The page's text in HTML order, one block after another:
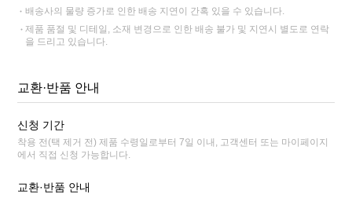
배송사의 물량 증가로 인한 배송 지연이 간혹 있을 수 있습니다.
제품 품절 및 디테일, 소재 변경으로 인한 배송 불가 및 지연시 별도로 연락
을 드리고 있습니다.
교환·반품 안내
신청 기간
착용 전(택 제거 전) 제품 수령일로부터 7일 이내, 고객센터 또는 마이페이지
에서 직접 신청 가능합니다.
교환·반품 안내